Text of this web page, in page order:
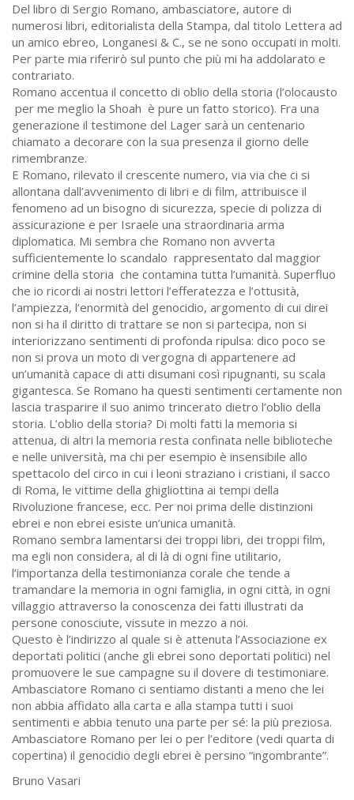
Del libro di Sergio Romano, ambasciatore, autore di
numerosi libri, editorialista della Stampa, dal titolo Lettera ad
un amico ebreo, Longanesi & C., se ne sono occupati in molti.
Per parte mia riferirò sul punto che più mi ha addolarato e
contrariato.
Romano accentua il concetto di oblio della storia (l’olocausto
­ per me meglio la Shoah ­ è pure un fatto storico). Fra una
generazione il testimone del Lager sarà un centenario
chiamato a decorare con la sua presenza il giorno delle
rimembranze.
E Romano, rilevato il crescente numero, via via che ci si
allontana dall’avvenimento di libri e di film, attribuisce il
fenomeno ad un bisogno di sicurezza, specie di polizza di
assicurazione e per Israele una straordinaria arma
diplomatica. Mi sembra che Romano non avverta
sufficientemente lo scandalo ­ rappresentato dal maggior
crimine della storia ­ che contamina tutta l’umanità. Superfluo
che io ricordi ai nostri lettori l’efferatezza e l’ottusità,
l’ampiezza, l’enormità del genocidio, argomento di cui direi
non si ha il diritto di trattare se non si partecipa, non si
interiorizzano sentimenti di profonda ripulsa: dico poco se
non si prova un moto di vergogna di appartenere ad
un’umanità capace di atti disumani così ripugnanti, su scala
gigantesca. Se Romano ha questi sentimenti certamente non
lascia trasparire il suo animo trincerato dietro l’oblio della
storia. L’oblio della storia? Di molti fatti la memoria si
attenua, di altri la memoria resta confinata nelle biblioteche
e nelle università, ma chi per esempio è insensibile allo
spettacolo del circo in cui i leoni straziano i cristiani, il sacco
di Roma, le vittime della ghigliottina ai tempi della
Rivoluzione francese, ecc. Per noi prima delle distinzioni
ebrei e non ebrei esiste un’unica umanità.
Romano sembra lamentarsi dei troppi libri, dei troppi film,
ma egli non considera, al di là di ogni fine utilitario,
l’importanza della testimonianza corale che tende a
tramandare la memoria in ogni famiglia, in ogni città, in ogni
villaggio attraverso la conoscenza dei fatti illustrati da
persone conosciute, vissute in mezzo a noi.
Questo è l’indirizzo al quale si è attenuta l’Associazione ex
deportati politici (anche gli ebrei sono deportati politici) nel
promuovere le sue campagne su il dovere di testimoniare.
Ambasciatore Romano ci sentiamo distanti a meno che lei
non abbia affidato alla carta e alla stampa tutti i suoi
sentimenti e abbia tenuto una parte per sé: la più preziosa.
Ambasciatore Romano per lei o per l’editore (vedi quarta di
copertina) il genocidio degli ebrei è persino “ingombrante”.
Bruno Vasari